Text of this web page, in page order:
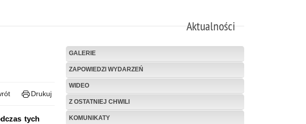
Aktualności
Drukuj
tych
GALERIE
ZAPOWIEDZI WYDARZEŃ
WIDEO
Z OSTATNIEJ CHWILI
KOMUNIKATY